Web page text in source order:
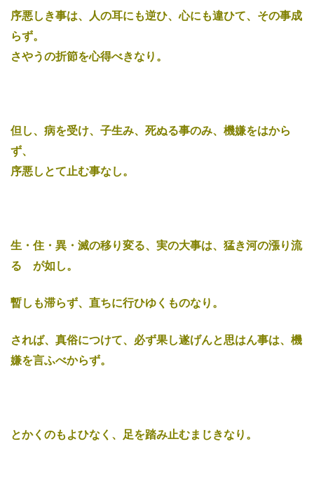
序悪しき事は、人の耳にも逆ひ、心にも違ひて、その事成
らず。
さやうの折節を心得べきなり。
但し、病を受け、子生み、死ぬる事のみ、機嫌をはから
ず、
序悪しとて止む事なし。
生・住・異・滅の移り変る、実の大事は、猛き河の漲り流
るゝが如し。
暫しも滞らず、直ちに行ひゆくものなり。
されば、真俗につけて、必ず果し遂げんと思はん事は、機
嫌を言ふべからず。
とかくのもよひなく、足を踏み止むまじきなり。